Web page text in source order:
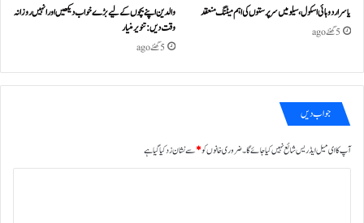
یاسر اردو ہائی اسکول، سیلو میں سرپرستوں کی اہم میٹنگ منعقد
5 گھنٹے ago
والدین اپنے بچوں کے لیے بڑے خواب دیکھیں اور انہیں روزانہ
وقت دیں : تنویر منیار
5 گھنٹے ago
جواب دیں
آپ کا ای میل ایڈریس شائع نہیں کیا جائے گا۔ضروری خانوں کو*سے نشان زد کیا گیا ہے